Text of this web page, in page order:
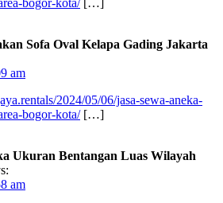
Sofa Oval Kelapa Gading Jakarta
am
2024/05/06/jasa-sewa-aneka-
bogor-kota/[…]
Ukuran Bentangan Luas Wilayah
am